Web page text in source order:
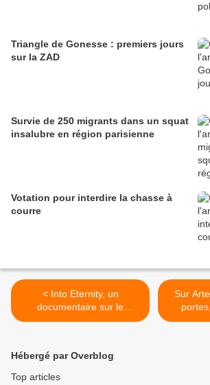
Triangle de Gonesse : premiers jours
sur la ZAD
Survie de 250 migrants dans un squat
insalubre en région parisienne
Votation pour interdire la chasse à
courre
< Into Eternity, un
documentaire sur le
stockage des déchets
Sur
nouvelle
Hébergé par Overblog
Top articles